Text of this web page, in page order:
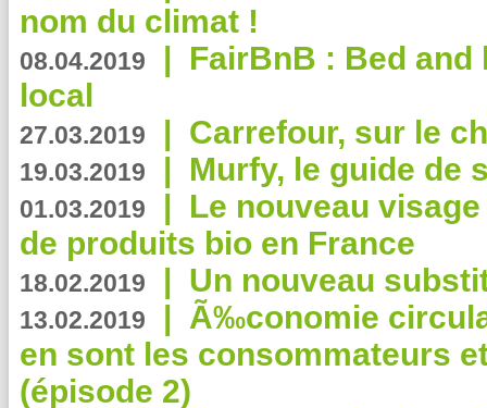
nom du climat !
08.04.2019 | FairBnB : Bed
local
27.03.2019 | Carrefour, sur le
19.03.2019 | Murfy, le guide de
01.03.2019 | Le nouveau
de produits bio en France
18.02.2019 | Un nouveau
13.02.2019 | Ã‰conomie
en sont les consommateurs
(épisode 2)